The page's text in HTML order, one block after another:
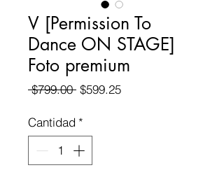
V [Permission To
Dance ON STAGE]
Foto premium
$799.00 Precio
$599.25Precio
Cantidad *